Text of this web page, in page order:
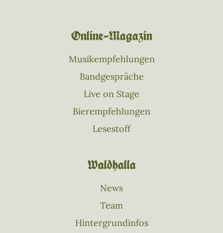
Online–Magazin
Musikempfehlungen
Bandgespräche
Live on Stage
Bierempfehlungen
Lesestoff
Waldhalla
News
Team
Hintergrundinfos